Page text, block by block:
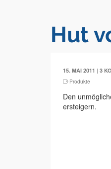
Hut
15. MAI 2011 | 3
Produkte
Den
ersteigern.